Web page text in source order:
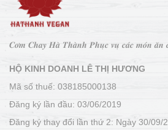
𝑪𝒐̛𝒎 𝑪𝒉𝒂𝒚 𝑯𝒂̀ 𝑻𝒉𝒂̀𝒏𝒉 𝑷𝒉𝒖̣𝒄 𝒗𝒖̣ 𝒄𝒂́𝒄 𝒎𝒐́𝒏 𝒂̆𝒏
HỘ KINH DOANH LÊ THỊ HƯƠNG
Mã số thuế: 038185000138
Đăng ký lần đầu: 03/06/2019
Đăng ký thay đổi lần thứ 2: Ngày 30/09/